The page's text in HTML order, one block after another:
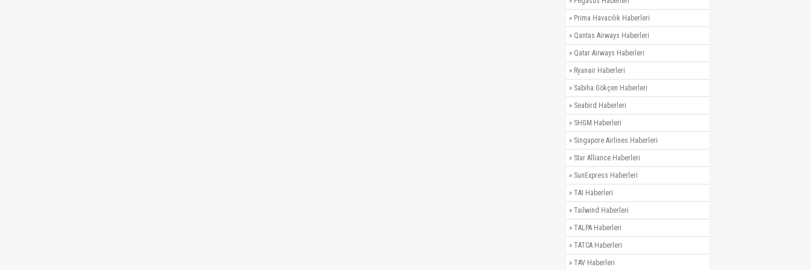
» Prima Havacılık Haberleri
» Qantas Airways Haberleri
» Qatar Airways Haberleri
» Ryanair Haberleri
» Sabiha Gökçen Haberleri
» Seabird Haberleri
» SHGM Haberleri
» Singapore Airlines Haberleri
» Star Alliance Haberleri
» SunExpress Haberleri
» TAI Haberleri
» Tailwind Haberleri
» TALPA Haberleri
» TATCA Haberleri
» TAV Haberleri